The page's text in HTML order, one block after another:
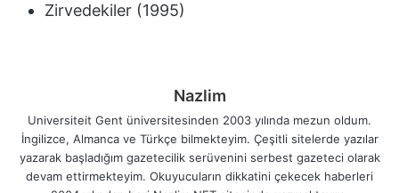
Zirvedekiler (1995)
Nazlim
Universiteit Gent üniversitesinden 2003 yılında mezun oldum.
İngilizce, Almanca ve Türkçe bilmekteyim. Çeşitli sitelerde yazılar
yazarak başladığım gazetecilik serüvenini serbest gazeteci olarak
devam ettirmekteyim. Okuyucuların dikkatini çekecek haberleri